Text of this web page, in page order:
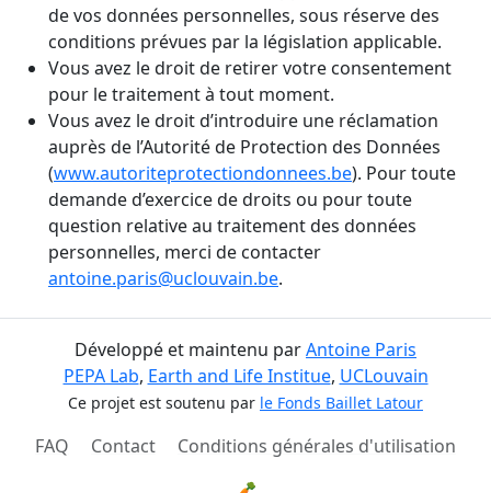
de vos données personnelles, sous réserve des
conditions prévues par la législation applicable.
Vous avez le droit de retirer votre consentement
pour le traitement à tout moment.
Vous avez le droit d’introduire une réclamation
auprès de l’Autorité de Protection des Données
(www.autoriteprotectiondonnees.be). Pour toute
demande d’exercice de droits ou pour toute
question relative au traitement des données
personnelles, merci de contacter
antoine.paris@uclouvain.be.
Développé et maintenu parAntoine Paris
PEPA Lab, Earth and Life Institue, UCLouvain
Ce projet est soutenu par le Fonds Baillet Latour
FAQ Contact
Conditions générales d'utilisation